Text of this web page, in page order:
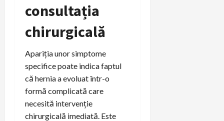
consultația
chirurgicală
Apariția unor simptome
specifice poate indica faptul
că hernia a evoluat într-o
formă complicată care
necesită intervenție
chirurgicală imediată. Este